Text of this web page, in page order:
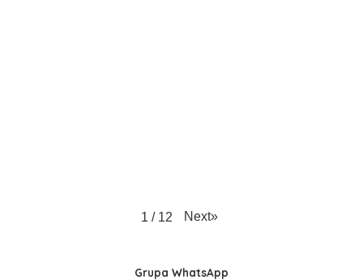
1 / 12 Next»
Grupa WhatsApp